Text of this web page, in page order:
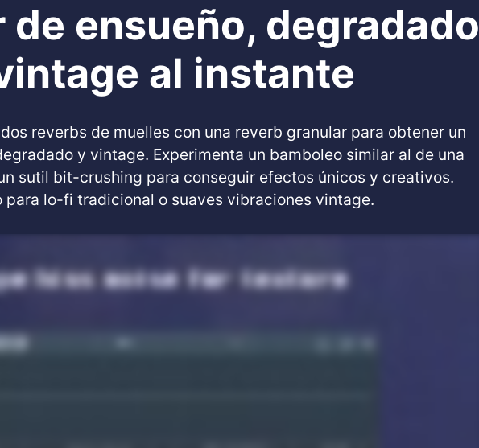
de ensueño, degradado
al instante
reverbs de muelles con una reverb granular para obtener un
y vintage. Experimenta un bamboleo similar al de una
sutil bit-crushing para conseguir efectos únicos y creativos.
para lo-fi tradicional o suaves vibraciones vintage.